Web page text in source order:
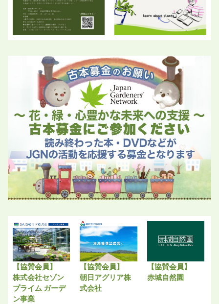
【協賛会員】
株式会社セゾン
プライム ガーデ
ン事業
【協賛会員】
朝日アグリア株
式会社
【協賛会員】
赤城自然園